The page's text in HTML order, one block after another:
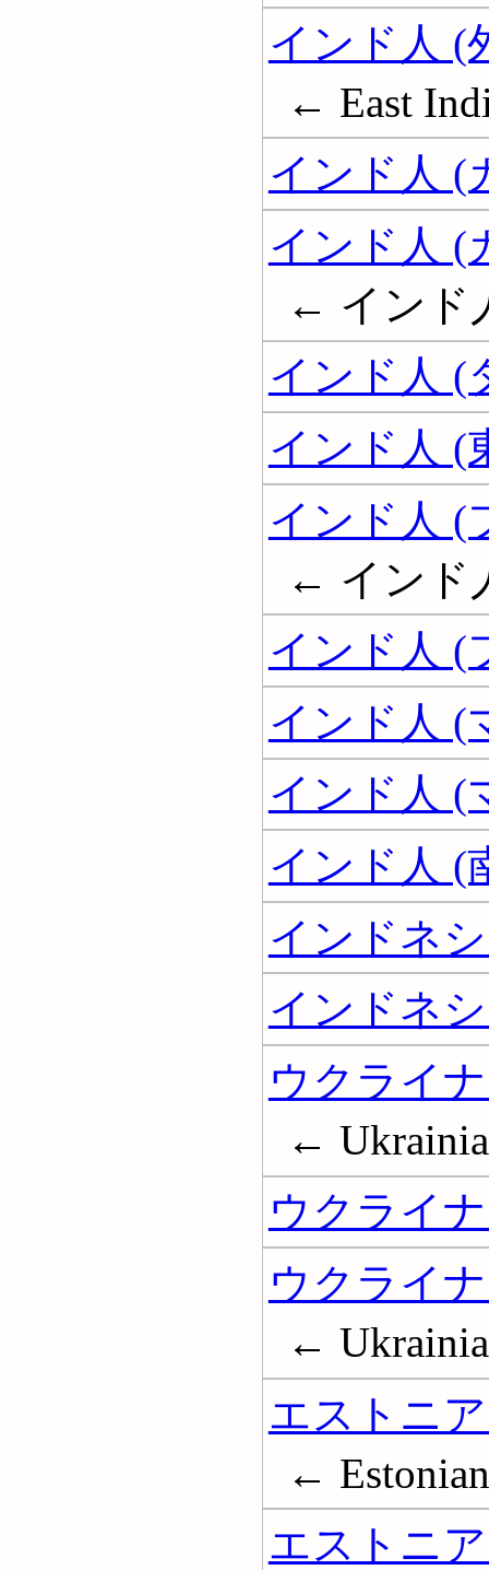
インド人 (
← East
インド人 (
インド人 (
← インド
インド人 (
インド人 (
インド人 (
← インド
インド人 (
インド人 (
インド人 (
インド人 (
インドネ
インドネ
ウクライ
←
ウクライ
ウクライ
←
エストニ
←
エストニ